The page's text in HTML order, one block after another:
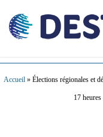
Accueil » Élections régionales et
17